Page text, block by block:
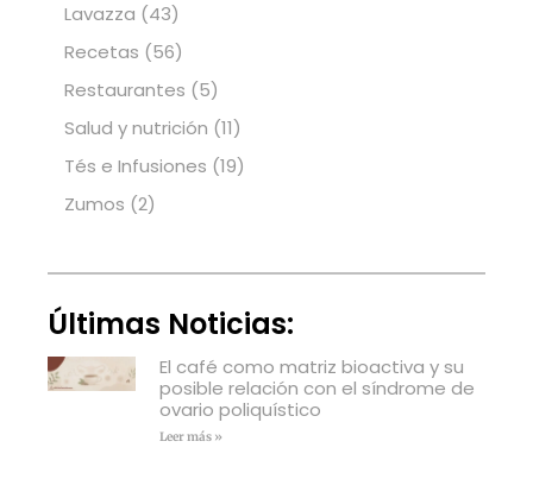
Lavazza (43)
Recetas (56)
Restaurantes (5)
Salud y nutrición (11)
Tés e Infusiones (19)
Zumos (2)
Últimas Noticias:
El café como matriz bioactiva y su
posible relación con el síndrome de
ovario poliquístico
Leer más »